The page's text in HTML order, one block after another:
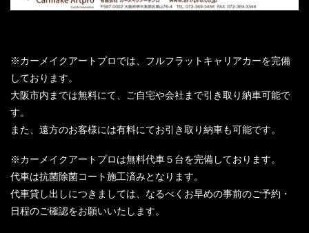
※カーメイクアートプロでは、フルフラットキャリアカーを完備
しております。
大阪市内までは無料にて、ご自宅や会社まで引き取り納車可能で
す。
また、遠方のお客様には有料にてお引き取り納車も可能です。
※カーメイクアートプロは無料代車５台を完備しております。
代車は抗菌除菌コート施工済みとなります。
代車貸し出しにつきましては、なるべくお早めの事前のご予約・
日程のご確認をお願いいたします。